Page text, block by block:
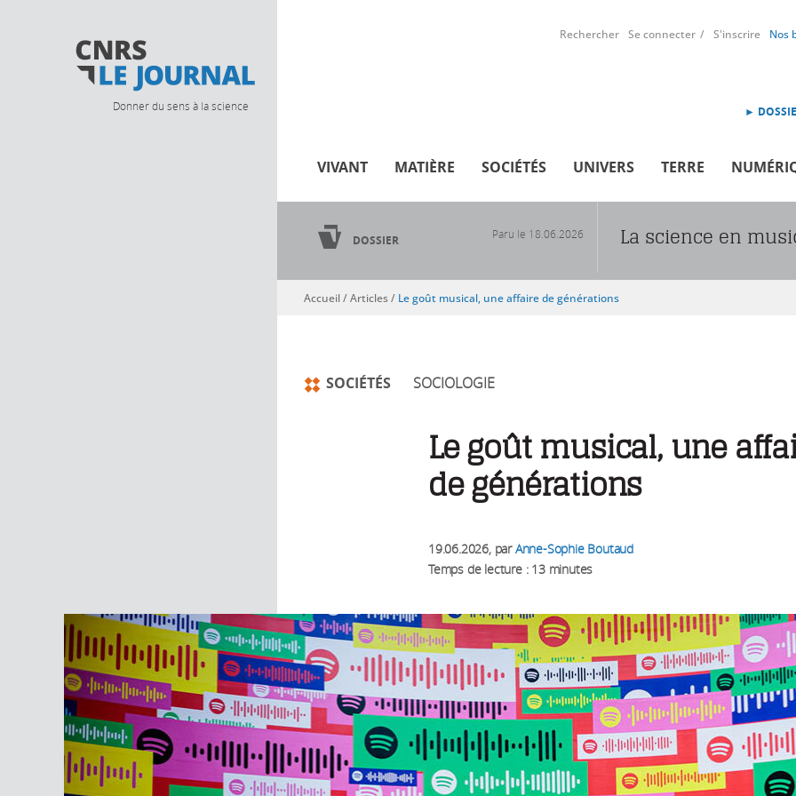
Donner du sens à la science
Rechercher Se connecter S'inscrire Nos
►
VIVANT MATIÈRE SOCIÉTÉS UNIVERS TERRE
DOSSIER Paru le 18.06.2026 La science en
Vous êtes ici
Accueil/Articles/ Le goût musical, une affaire de générations
SOCIÉTÉS SOCIOLOGIE
Le goût musical, une
de générations
19.06.2026, parAnne-Sophie Boutaud
Temps de lecture : 13 minutes